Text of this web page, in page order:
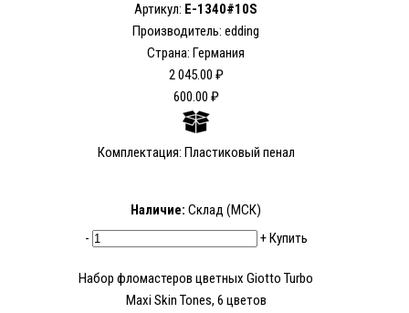
Артикул: E-1340#10S
Производитель: edding
Страна: Германия
2 045.00 ₽
600.00 ₽
Комплектация: Пластиковый пенал
Наличие: Склад (МСК)
-
+Купить
Набор фломастеров цветных Giotto Turbo
Maxi Skin Tones, 6 цветов